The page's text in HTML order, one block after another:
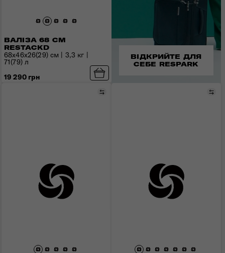
ВАЛІЗА 68 СМ
RESTACKD
68x46x26(29) см | 3,3 кг |
71(79) л
19 290 грн
Порівняти
ВІДКРИЙТЕ ДЛЯ
СЕБЕ RESPARK